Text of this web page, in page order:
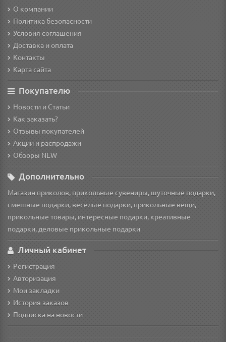
О компании
Политика безопасности
Условия соглашения
Доставка и оплата
Контакты
Карта сайта
Покупателю
Новости и Статьи
Как заказать?
Отзывы покупателей
Акции и распродажи
Обзоры NEW
Дополнительно
Магазин приколов, прикольные сувениры, шуточные подарки,
смешные подарки, веселые подарки, прикольные вещи,
прикольные товары, интересные подарки, креативные
подарки, деловые прикольные подарки
Личный кабинет
Регистрация
Авторизация
Мои закладки
История заказов
Подписка на новости